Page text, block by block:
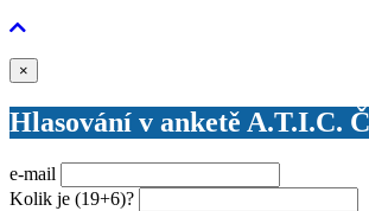
×
Hlasování v anketě A.T.I.C.
e-mail
Kolik je (19+6)?